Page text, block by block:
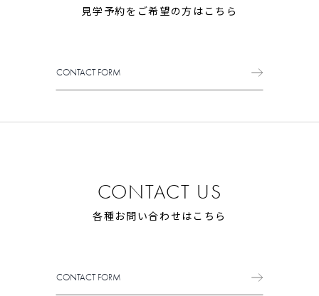
見学予約をご希望の方はこちら
CONTACT FORM
CONTACT US
各種お問い合わせはこちら
CONTACT FORM